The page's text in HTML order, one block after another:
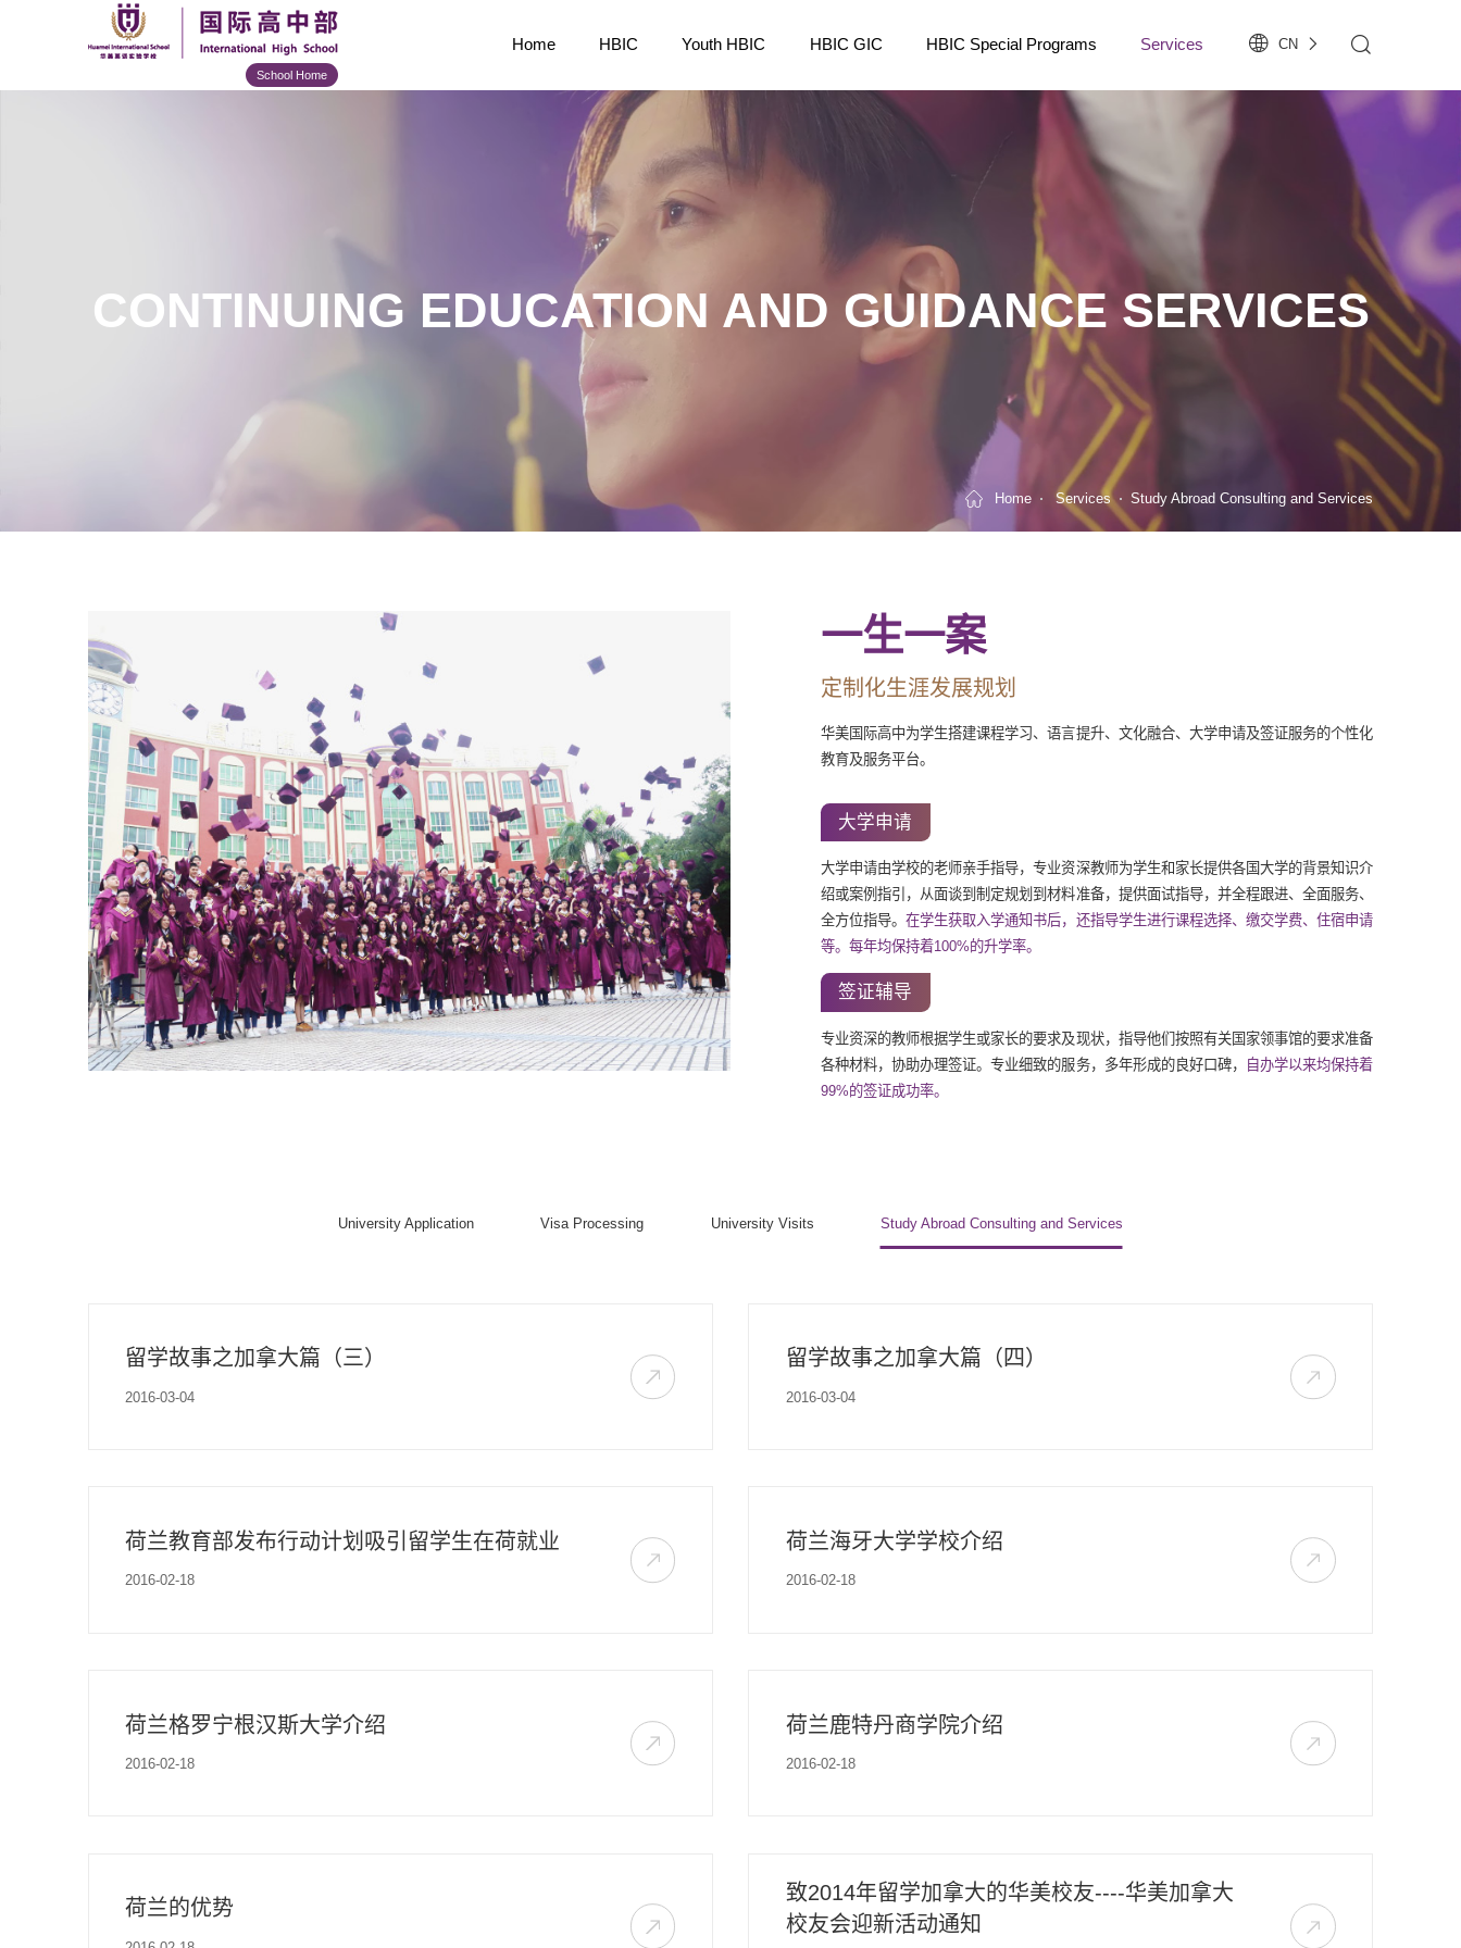
School Home
Home HBIC Youth HBIC HBIC GIC HBIC Special Programs Services CN
CONTINUING EDUCATION AND GUIDANCE SERVICES
Home Services Study Abroad Consulting and Services
一生一案
定制化生涯发展规划
华美国际高中为学生搭建课程学习、语言提升、文化融合、大学申请及签证服务的个性化
教育及服务平台。
大学申请
大学申请由学校的老师亲手指导，专业资深教师为学生和家长提供各国大学的背景知识介
绍或案例指引，从面谈到制定规划到材料准备，提供面试指导，并全程跟进、全面服务、
全方位指导。在学生获取入学通知书后，还指导学生进行课程选择、缴交学费、住宿申请
等。每年均保持着100%的升学率。
签证辅导
专业资深的教师根据学生或家长的要求及现状，指导他们按照有关国家领事馆的要求准备
各种材料，协助办理签证。专业细致的服务，多年形成的良好口碑，
自办学以来均保持着
99%的签证成功率。
University Application Visa Processing University Visits Study Abroad Consulting and Services
留学故事之加拿大篇（三）
2016-03-04
留学故事之加拿大篇（四）
2016-03-04
荷兰教育部发布行动计划吸引留学生在荷就业
2016-02-18
荷兰海牙大学学校介绍
2016-02-18
荷兰格罗宁根汉斯大学介绍
2016-02-18
荷兰鹿特丹商学院介绍
2016-02-18
荷兰的优势
致2014年留学加拿大的华美校友----华美加拿大
校友会迎新活动通知